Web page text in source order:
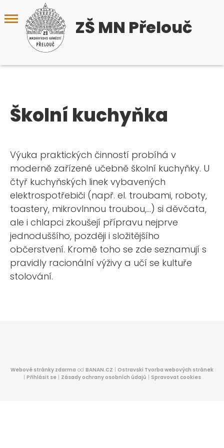
ZŠ MN Přelouč
Školní kuchyňka
Výuka praktických činností probíhá v
moderně zařízené učebně školní kuchyňky. U
čtyř kuchyňských linek vybavených
elektrospotřebiči (např. el. troubami, roboty,
toastery, mikrovlnnou troubou,...) si děvčata,
ale i chlapci zkoušejí přípravu nejprve
jednoduššího, později i složitějšího
občerstvení. Kromě toho se zde seznamují s
pravidly racionální výživy a učí se kultuře
stolování.
Webové stránky zdarma od BANAN.CZ | Ostravski Tvorba webových stránek
| Přihlásit se| Zásady ochrany osobních údajů | Spravovat cookies